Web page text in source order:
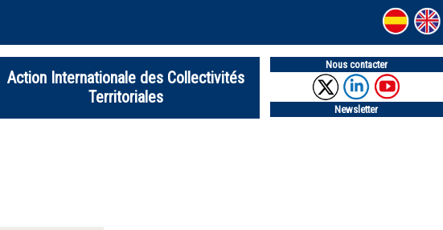
Action Internationale des Collectivités
Territoriales
Nous contacter
Newsletter